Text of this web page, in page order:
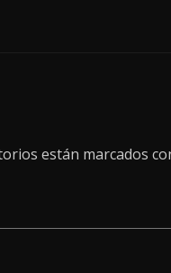
están marcados